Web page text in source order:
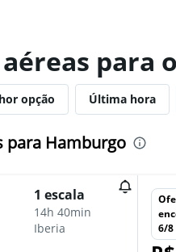
aéreas para
opção Última hora
para Hamburgo
1 escala
14h 40min
Iberia
6/8